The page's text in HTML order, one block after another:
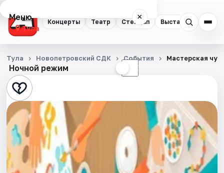
Концерты Театр Стендап Выставки
Меню ×
Тула
Концерты
Театр
Стендап
Выставки
Квесты
Экскурсии
Ночной режим ☾
Тула Новопетровский СДК События Мастерская